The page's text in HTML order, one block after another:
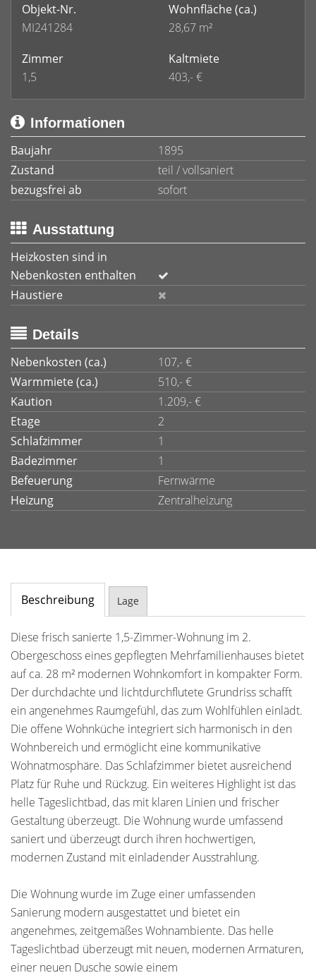
Objekt-Nr.
MI241284
Wohnfläche(ca.)
28,67 m²
Zimmer
1,5
Kaltmiete
403,- €
Informationen
Baujahr
1895
Zustand
teil / vollsaniert
bezugsfrei ab
sofort
Ausstattung
Heizkosten sind in
Nebenkosten enthalten
Haustiere
Details
Nebenkosten (ca.)
107,- €
Warmmiete (ca.)
510,- €
Kaution
1.209,- €
Etage
2
Schlafzimmer
1
Badezimmer
1
Befeuerung
Fernwärme
Heizung
Zentralheizung
Beschreibung Lage
Diese frisch sanierte 1,5-Zimmer-Wohnung im 2.
Obergeschoss eines gepflegten Mehrfamilienhauses bietet
auf ca. 28 m² modernen Wohnkomfort in kompakter Form.
Der durchdachte und lichtdurchflutete Grundriss schafft
ein angenehmes Raumgefühl, das zum Wohlfühlen einlädt.
Die offene Wohnküche integriert sich harmonisch in den
Wohnbereich und ermöglicht eine kommunikative
Wohnatmosphäre. Das Schlafzimmer bietet ausreichend
Platz für Ruhe und Rückzug. Ein weiteres Highlight ist das
helle Tageslichtbad, das mit klaren Linien und frischer
Gestaltung überzeugt. Die Wohnung wurde umfassend
saniert und überzeugt durch ihren hochwertigen,
modernen Zustand mit einladender Ausstrahlung.
Die Wohnung wurde im Zuge einer umfassenden
Sanierung modern ausgestattet und bietet ein
angenehmes, zeitgemäßes Wohnambiente. Das helle
Tageslichtbad überzeugt mit neuen, modernen Armaturen,
einer neuen Dusche sowie einem